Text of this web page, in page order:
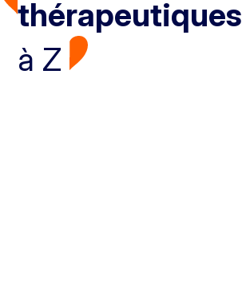
thérapeutiques
à Z